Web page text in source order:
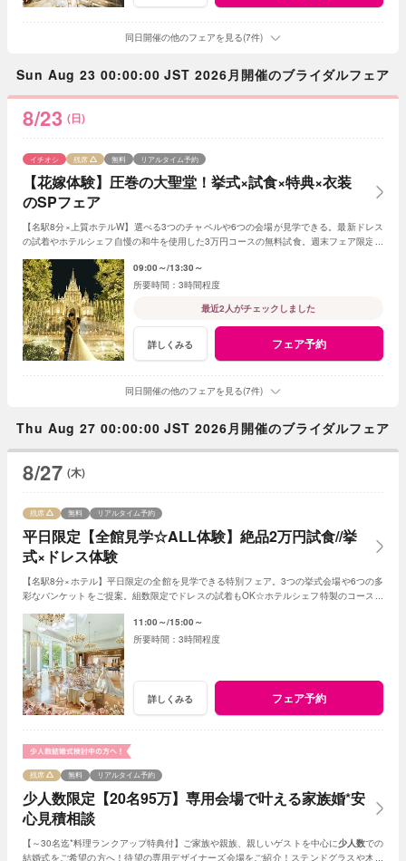
同日開催の他のフェアを見る(7件)
Sun Aug 23 00:00:00 JST 2026月開催のブライダルフェア
8/23 (日)
【花嫁体験】圧巻の大聖堂！挙式×試食×特典×衣装
のSPフェア
イチオシ 残席 無料 リアルタイム予約
【名駅8分×上質ホテルW】選べる3つのチャペルや6つの会場が見学できる。最新ドレス
の試着やホテルシェフ自慢の和牛を使用した3万円コースの無料試食。週末フェア限定ド
09:00～ 13:30～
3時間程度
最近2人がチェックしました
詳しくみる フェア予約
同日開催の他のフェアを見る(7件)
Thu Aug 27 00:00:00 JST 2026月開催のブライダルフェア
8/27 (木)
平日限定【全館見学☆ALL体験】絶品2万円試食//挙
式×ドレス体験
残席 無料 リアルタイム予約
【名駅8分×ホテル】平日限定の全館を見学できる特別フェア。3つの挙式会場や6つの多
彩なバンケットをご提案。組数限定でドレスの試着もOK☆ホテルシェフ特製のコース試
11:00～ 15:00～
3時間程度
詳しくみる フェア予約
少人数限定【20名95万】専用会場で叶える家族婚*安
心見積相談
残席 無料 リアルタイム予約
【～30名迄*料理ランクアップ特典付】ご家族や親族、親しいゲストを中心に少人数での
結婚式をご希望の方へ！待望の専用デザイナーズ会場をご紹介！ステンドグラスや木目